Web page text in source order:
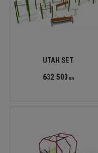
UTAH SET
632 500KR